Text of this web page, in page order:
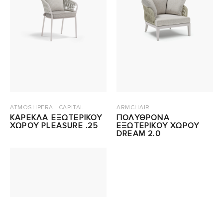
ATMOSHPERA | CAPITAL
ΚΑΡΕΚΛΑ ΕΞΩΤΕΡΙΚΟΥ
ΧΩΡΟΥ PLEASURE .25
ARMCHAIR
ΠΟΛΥΘΡΟΝΑ
ΕΞΩΤΕΡΙΚΟΥ ΧΩΡΟΥ
DREAM 2.0